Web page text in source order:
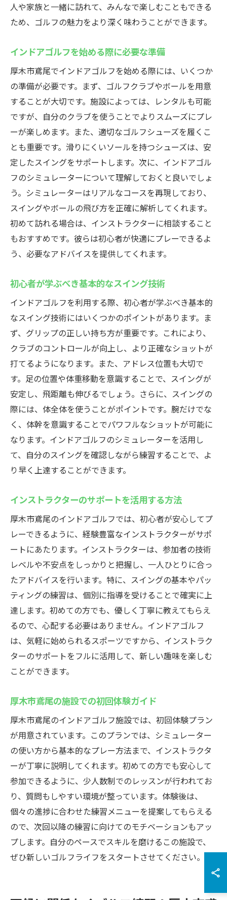
人や家族と一緒に訪れて、みんなで楽しむこともできる
ため、ゴルフの魅力をより深く味わうことができます。
インドアゴルフを始める際に必要な準備
厚木市鳶尾でインドアゴルフを始める際には、いくつか
の準備が必要です。まず、ゴルフクラブやボールを用意
することが大切です。施設によっては、レンタルも可能
ですが、自分のクラブを使うことでよりスムーズにプレ
ーが楽しめます。また、適切なゴルフシューズを履くこ
とも重要です。滑りにくいソールを持つシューズは、安
定したスイングをサポートします。次に、インドアゴル
フのシミュレーターについて理解しておくと良いでしょ
う。シミュレーターはリアルなコースを再現しており、
スイングやボールの飛び方を正確に解析してくれます。
初めて訪れる場合は、インストラクターに相談すること
もおすすめです。彼らは初心者が快適にプレーできるよ
う、必要なアドバイスを提供してくれます。
初心者が学ぶべき基本的なスイング技術
インドアゴルフを利用する際、初心者が学ぶべき基本的
なスイング技術にはいくつかのポイントがあります。ま
ず、グリップの正しい持ち方が重要です。これにより、
クラブのコントロールが向上し、より正確なショットが
打てるようになります。また、アドレス位置も大切で
す。足の位置や体重移動を意識することで、スイングが
安定し、飛距離も伸びるでしょう。さらに、スイングの
際には、体全体を使うことがポイントです。腕だけでな
く、体幹を意識することでパワフルなショットが可能に
なります。インドアゴルフのシミュレーターを活用し
て、自分のスイングを確認しながら練習することで、よ
り早く上達することができます。
インストラクターのサポートを活用する方法
厚木市鳶尾のインドアゴルフでは、初心者が安心してプ
レーできるように、経験豊富なインストラクターがサポ
ートにあたります。インストラクターは、参加者の技術
レベルや不安点をしっかりと把握し、一人ひとりに合っ
たアドバイスを行います。特に、スイングの基本やパッ
ティングの練習は、個別に指導を受けることで確実に上
達します。初めての方でも、優しく丁寧に教えてもらえ
るので、心配する必要はありません。インドアゴルフ
は、気軽に始められるスポーツですから、インストラク
ターのサポートをフルに活用して、新しい趣味を楽しむ
ことができます。
厚木市鳶尾の施設での初回体験ガイド
厚木市鳶尾のインドアゴルフ施設では、初回体験プラン
が用意されています。このプランでは、シミュレーター
の使い方から基本的なプレー方法まで、インストラクタ
ーが丁寧に説明してくれます。初めての方でも安心して
参加できるように、少人数制でのレッスンが行われてお
り、質問もしやすい環境が整っています。体験後は、
個々の進捗に合わせた練習メニューを提案してもらえる
ので、次回以降の練習に向けてのモチベーションもアッ
プします。自分のペースでスキルを磨けるこの施設で、
ぜひ新しいゴルフライフをスタートさせてください。